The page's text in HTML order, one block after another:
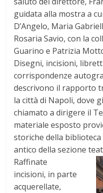
guidata alla mostra a
D’Angelo, Maria
Rosaria Savio, con la
Guarino e Patrizia
Disegni, incisioni,
corrispondenze
descrivono il rapporto
la città di Napoli, dove
chiamato a dirigere il
materiale esposto
storiche della
antico della sezione
Raffinate
incisioni, in parte
acquerellate,